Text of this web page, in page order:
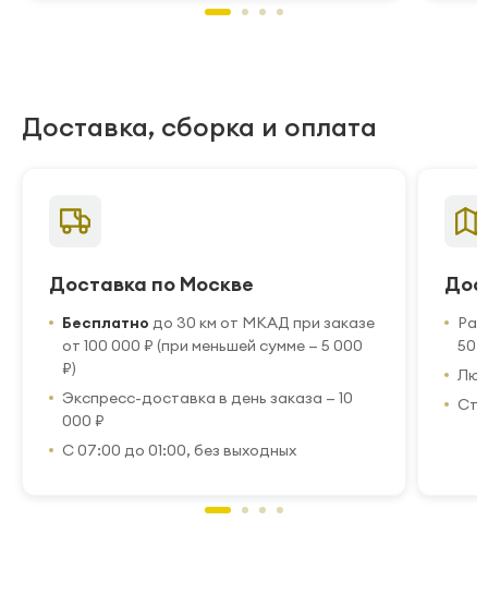
Доставка, сборка и оплата
Доставка по Москве
Бесплатно до 30 км от МКАД при заказе
от 100 000 ₽ (при меньшей сумме — 5 000
₽)
Экспресс-доставка в день заказа — 10
000 ₽
С 07:00 до 01:00, без выходных
50